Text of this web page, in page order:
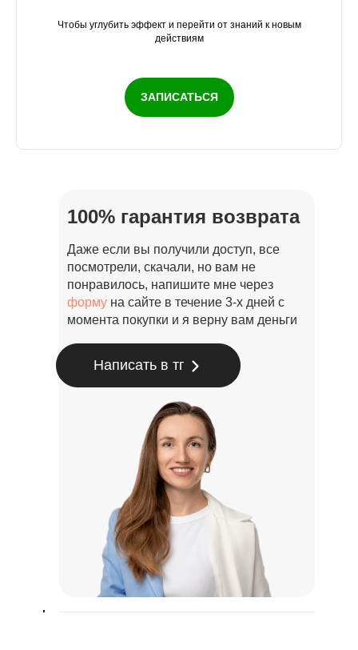
Чтобы углубить эффект и перейти от знаний к новым
действиям
ЗАПИСАТЬСЯ
Даже если вы получили доступ, все
посмотрели, скачали, но вам не
понравилось, напишите мне через
форму на сайте в течение 3-х дней с
момента покупки и я верну вам деньги
100% гарантия возврата
Написать в тг